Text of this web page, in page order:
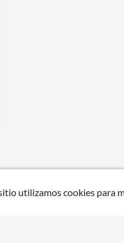
utilizamos cookies para